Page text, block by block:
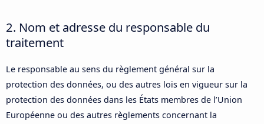
2. Nom et adresse du responsable du
traitement
Le responsable au sens du règlement général sur la
protection des données, ou des autres lois en vigueur sur la
protection des données dans les États membres de l’Union
Européenne ou des autres règlements concernant la